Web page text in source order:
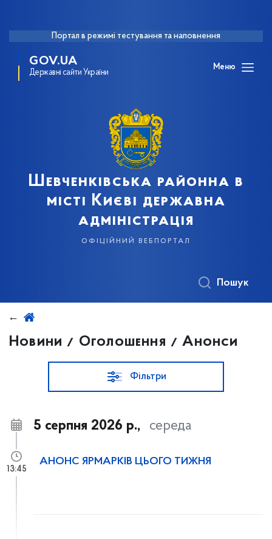
Портал в режимі тестування та наповнення
GOV.UA
Державні сайти України
Меню
Шевченківська районна в
місті Києві державна
адміністрація
офіційний вебпортал
Пошук
Новини / Оголошення / Анонси
Фільтри
5 серпня 2026 р., середа
АНОНС ЯРМАРКІВ ЦЬОГО ТИЖНЯ
13:45